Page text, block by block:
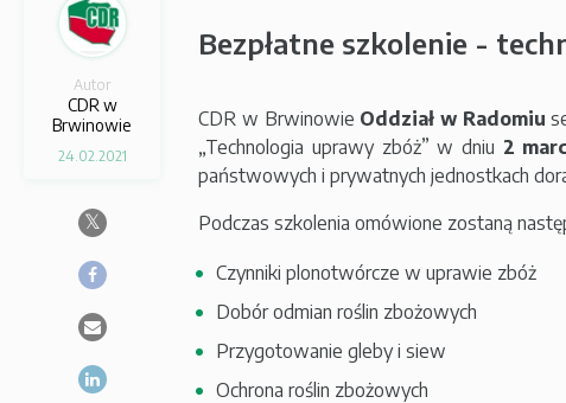
Autor
CDR w
Brwinowie
24.02.2021
Bezpłatne szkolenie -
CDR w Brwinowie Oddział w Radomiu
„Technologia uprawy zbóż” w dniu 2
państwowych i prywatnych jednostkach
Podczas szkolenia omówione zostaną
Czynniki plonotwórcze w uprawie zbóż
Dobór odmian roślin zbożowych
Przygotowanie gleby i siew
Ochrona roślin zbożowych